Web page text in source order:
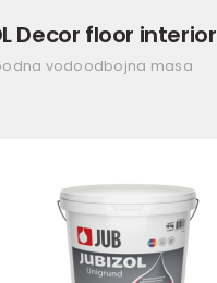
Decor floor interior
vodoodbojna masa